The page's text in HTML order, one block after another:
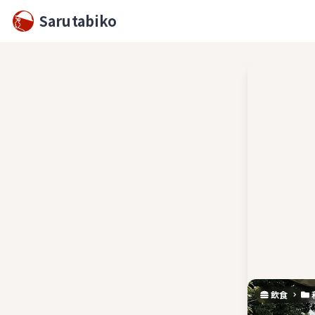
Sarutabiko
飲食